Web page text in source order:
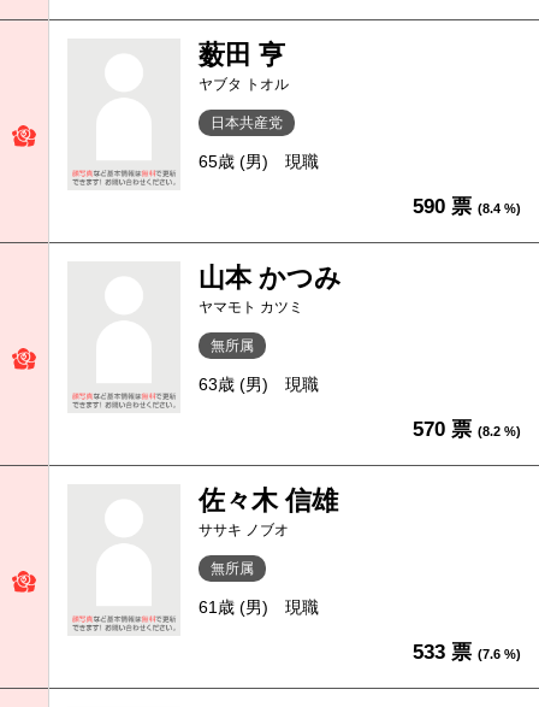
薮田 亨
ヤブタ トオル
日本共産党
65歳 (男) 現職
590 票 (8.4 %)
山本 かつみ
ヤマモト カツミ
無所属
63歳 (男) 現職
570 票 (8.2 %)
佐々木 信雄
ササキ ノブオ
無所属
61歳 (男) 現職
533 票 (7.6 %)